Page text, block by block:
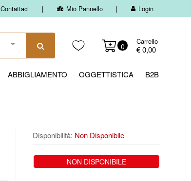
Contattaci Mio Pannello Login
0
Carrello
€ 0,00
ABBIGLIAMENTO OGGETTISTICA B2B
Disponibilità: Non Disponibile
NON DISPONIBILE